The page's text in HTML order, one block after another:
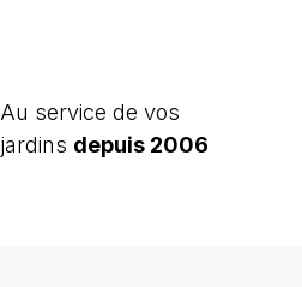
Au service de vos
jardins depuis 2006